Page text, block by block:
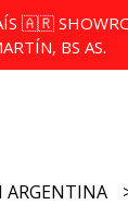
🇦🇷
BS AS.
ARGENTINA